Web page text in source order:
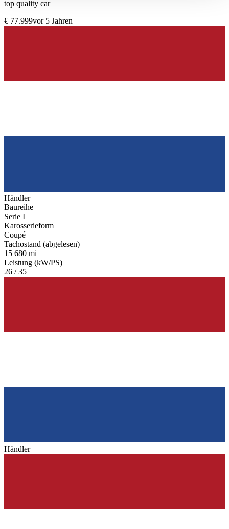
gesammelt haben.
top quality car
€ 77.999vor 5 Jahren
Händler
Baureihe
Serie I
Karosserieform
Coupé
Tachostand (abgelesen)
15 680 mi
Leistung (kW/PS)
26 / 35
Händler